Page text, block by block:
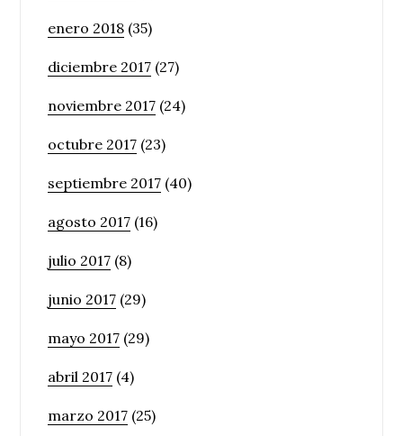
enero 2018 (35)
diciembre 2017 (27)
noviembre 2017 (24)
octubre 2017 (23)
septiembre 2017 (40)
agosto 2017 (16)
julio 2017 (8)
junio 2017 (29)
mayo 2017 (29)
abril 2017 (4)
marzo 2017 (25)